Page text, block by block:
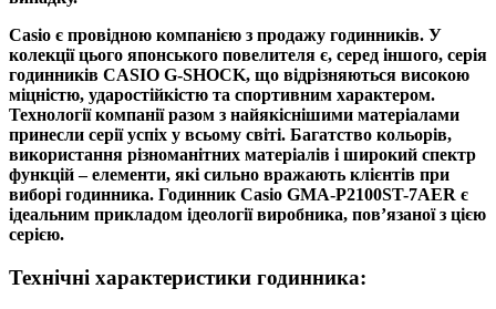
Casio є провідною компанією з продажу годинників. У
колекції цього японського повелителя є, серед іншого, серія
годинників CASIO G-SHOCK, що відрізняються високою
міцністю, ударостійкістю та спортивним характером.
Технології компанії разом з найякіснішими матеріалами
принесли серії успіх у всьому світі. Багатство кольорів,
використання різноманітних матеріалів і широкий спектр
функцій – елементи, які сильно вражають клієнтів при
виборі годинника. Годинник Casio GMA-P2100ST-7AER є
ідеальним прикладом ідеології виробника, пов’язаної з цією
серією.
Технічні характеристики годинника: